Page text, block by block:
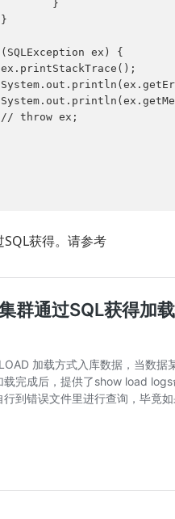
获得。请参考